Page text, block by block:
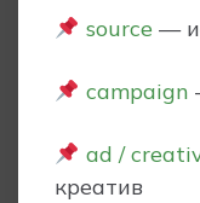
source —
campaign
ad /
креатив